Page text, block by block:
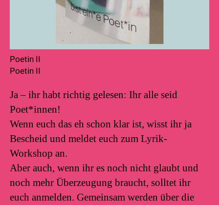
Poetin II
Poetin II
Ja – ihr habt richtig gelesen: Ihr alle seid
Poet*innen!
Wenn euch das eh schon klar ist, wisst ihr ja
Bescheid und meldet euch zum Lyrik-
Workshop an.
Aber auch, wenn ihr es noch nicht glaubt und
noch mehr Überzeugung braucht, solltet ihr
euch anmelden. Gemeinsam werden über die